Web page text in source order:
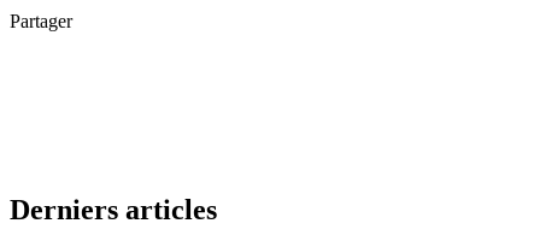
Partager
Derniers articles